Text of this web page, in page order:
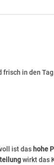
frisch in den
ist das hohe
wirkt das